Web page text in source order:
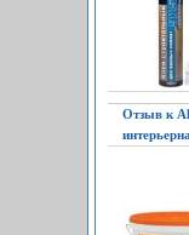
Отзыв к